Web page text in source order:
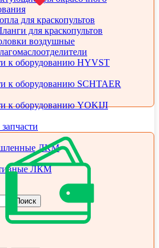
для краскопультов
для краскопультов
воздушные
к оборудованию HYVST
к оборудованию SCHTAER
к оборудованию YOKIJI
ЛКМ
ЛКМ
Поиск